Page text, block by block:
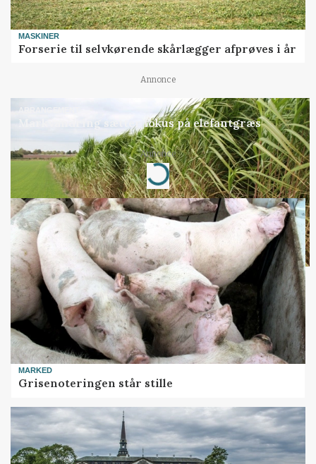
MASKINER
Forserie til selvkørende skårlægger afprøves i år
Annonce
ARRANGEMENT
Markvandring sætter fokus på elefantgræs
Annonce
Loading...
MARKED
Grisenoteringen står stille